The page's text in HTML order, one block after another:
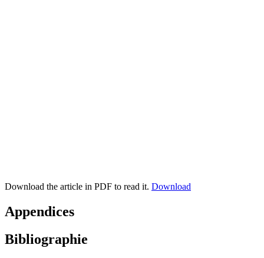
Download the article in PDF to read it. Download
Appendices
Bibliographie